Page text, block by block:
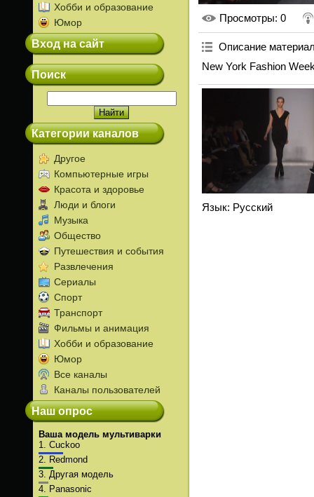
Хобби и образование
Юмор
Вход на сайт
Поиск
Категории каналов
Другое
Компьютерные игры
Красота и здоровье
Люди и блоги
Музыка
Общество
Путешествия и события
Развлечения
Сериалы
Спорт
Транспорт
Фильмы и анимация
Хобби и образование
Юмор
Все каналы
Каналы пользователей
Наш опрос
Ваша модель мультиварки
1. Cuckoo
2.
Redmond
3. Другая модель
4.
Panasonic
Просмотры: 0
Описание
New York Fashion
Язык: Русский